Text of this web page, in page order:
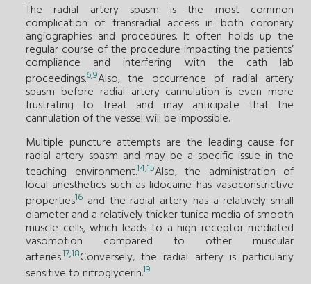
The radial artery spasm is the most common
complication of transradial access in both coronary
angiographies and procedures. It often holds up the
regular course of the procedure impacting the patients’
compliance and interfering with the cath lab
proceedings.6,9Also, the occurrence of radial artery
spasm before radial artery cannulation is even more
frustrating to treat and may anticipate that the
cannulation of the vessel will be impossible.
Multiple puncture attempts are the leading cause for
radial artery spasm and may be a specific issue in the
teaching environment.14,15Also, the administration of
local anesthetics such as lidocaine has vasoconstrictive
properties16 and the radial artery has a relatively small
diameter and a relatively thicker tunica media of smooth
muscle cells, which leads to a high receptor-mediated
vasomotion compared to other muscular
arteries.17,18Conversely, the radial artery is particularly
sensitive to nitroglycerin.19